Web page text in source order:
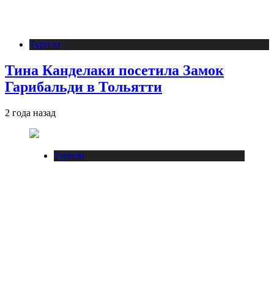
Туризм
Тина Канделаки посетила Замок
Гарибальди в Тольятти
2 года назад
Туризм